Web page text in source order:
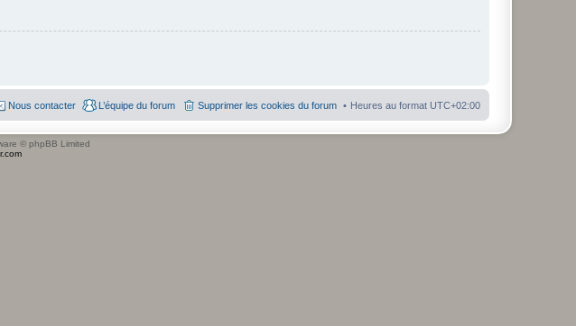
Heures au format UTC+02:00
Supprimer les cookies du forum
L’équipe du forum
Nous contacter
© phpBB Limited